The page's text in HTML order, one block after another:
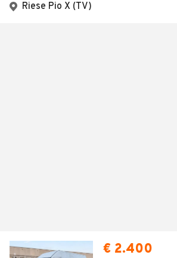
Riese Pio X (TV)
€ 2.400